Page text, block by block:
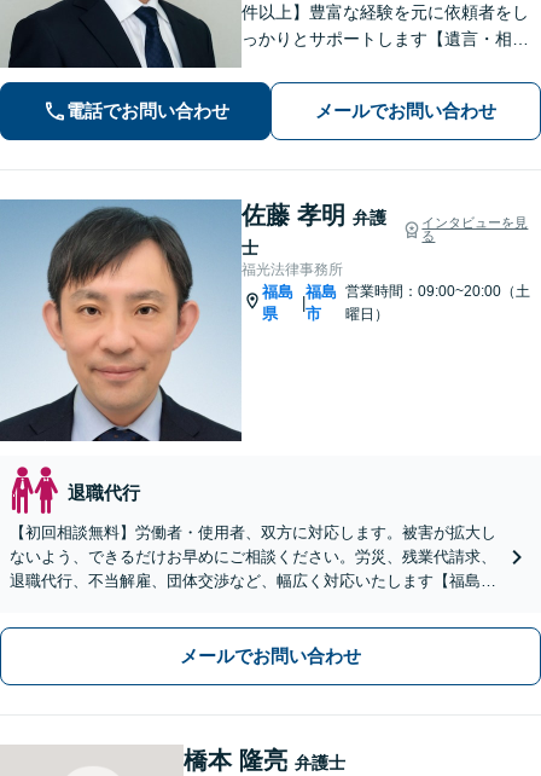
件以上】豊富な経験を元に依頼者をし
っかりとサポートします【遺言・相
目指します【離婚・男女問題】離婚は
人それぞれ置かれた状況が異なるた
め、その人にあった解決策を探ります
電話でお問い合わせ メールでお問い合わせ
佐藤 孝明 弁護
士
インタビューを見
る
福光法律事務所
福島
県
|
福島
市
営業時間：09:00~20:00（土
曜日）
退職代行
【初回相談無料】労働者・使用者、双方に対応します。被害が拡大し
ないよう、できるだけお早めにご相談ください。労災、残業代請求、
退職代行、不当解雇、団体交渉など、幅広く対応いたします【福島市
メールでお問い合わせ
橋本 隆亮 弁護士